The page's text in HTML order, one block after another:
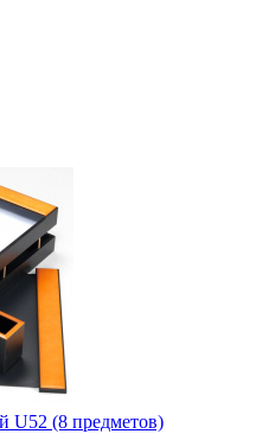
U52 (8 предметов)